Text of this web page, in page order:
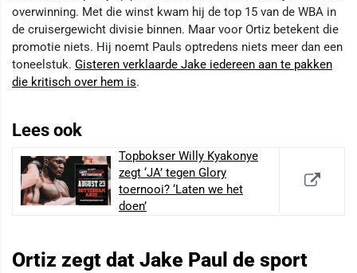
overwinning. Met die winst kwam hij de top 15 van de WBA in
de cruisergewicht divisie binnen. Maar voor Ortiz betekent die
promotie niets. Hij noemt Pauls optredens niets meer dan een
toneelstuk. Gisteren verklaarde Jake iedereen aan te pakken
die kritisch over hem is.
Lees ook
Topbokser Willy Kyakonye
zegt ‘JA’ tegen Glory
toernooi? ‘Laten we het
doen’
Ortiz zegt dat Jake Paul de sport